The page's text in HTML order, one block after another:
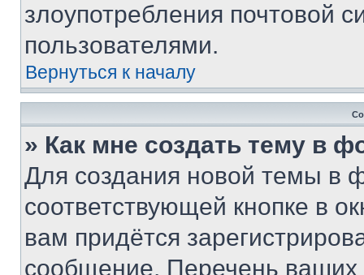
злоупотребления почтовой
пользователями.
Вернуться к началу
» Как мне создать тему в
Для создания новой темы в
соответствующей кнопке в
вам придётся
сообщение. Перечень ваших